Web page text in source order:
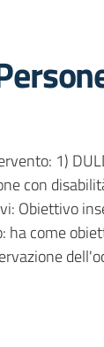
1)
con
Obiettivo
come